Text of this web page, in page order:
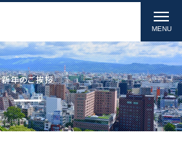
新年のご挨拶
t
o
g
g
l
e